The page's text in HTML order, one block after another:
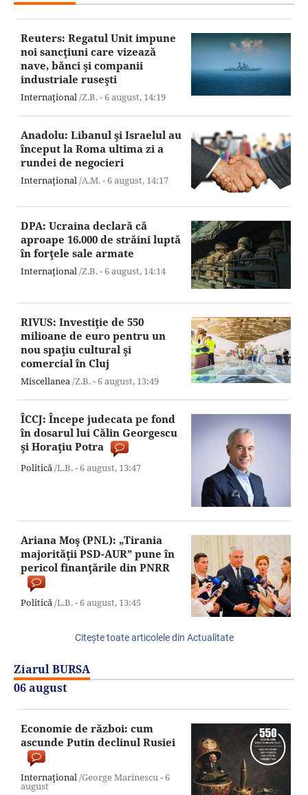
Reuters: Regatul Unit impune
noi sancţiuni care vizează
nave, bănci şi companii
industriale ruseşti
Internaţional/Z.B. -6 august, 14:19
Anadolu: Libanul şi Israelul au
început la Roma ultima zi a
rundei de negocieri
Internaţional/A.M. -6 august, 14:17
DPA: Ucraina declară că
aproape 16.000 de străini luptă
în forţele sale armate
Internaţional/Z.B. -6 august, 14:14
RIVUS: Investiţie de 550
milioane de euro pentru un
nou spaţiu cultural şi
comercial în Cluj
Miscellanea/Z.B. -6 august, 13:49
ÎCCJ: Începe judecata pe fond
în dosarul lui Călin Georgescu
şi Horaţiu Potra
Politică/L.B. -6 august, 13:47
Ariana Moş (PNL): „Tirania
majorităţii PSD-AUR” pune în
pericol finanţările din PNRR
Politică/L.B. -6 august, 13:45
Citeşte toate articolele din Actualitate
Ziarul BURSA
06 august
Economie de război: cum
ascunde Putin declinul Rusiei
Internaţional/George Marinescu -6
august